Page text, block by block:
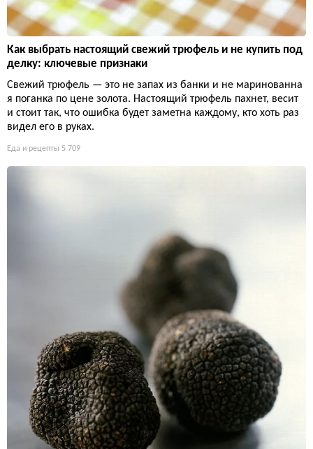
Как выбрать настоящий свежий трюфель и не купить под
делку: ключевые признаки
Свежий трюфель — это не запах из банки и не маринованна
я поганка по цене золота. Настоящий трюфель пахнет, весит
и стоит так, что ошибка будет заметна каждому, кто хоть раз
видел его в руках.
Еда и рецепты 5 709